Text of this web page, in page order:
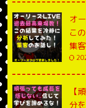
オ
こ
集
【
分